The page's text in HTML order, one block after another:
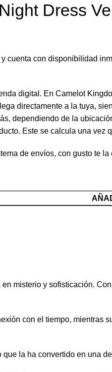
Dress
cuenta con disponibilidad
digital. En Camelot
directamente a la tuya,
dependiendo de la
Este se calcula una
de envíos, con gusto te
misterio y sofisticación.
con el tiempo,
la ha convertido en una